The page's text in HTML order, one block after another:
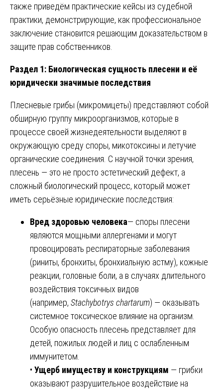
также приведём практические кейсы из судебной
практики, демонстрирующие, как профессиональное
заключение становится решающим доказательством в
защите прав собственников.
Раздел 1: Биологическая сущность плесени и её
юридически значимые последствия
Плесневые грибы (микромицеты) представляют собой
обширную группу микроорганизмов, которые в
процессе своей жизнедеятельности выделяют в
окружающую среду споры, микотоксины и летучие
органические соединения. С научной точки зрения,
плесень — это не просто эстетический дефект, а
сложный биологический процесс, который может
иметь серьёзные юридические последствия:
Вред здоровью человека— споры плесени
являются мощными аллергенами и могут
провоцировать респираторные заболевания
(риниты, бронхиты, бронхиальную астму), кожные
реакции, головные боли, а в случаях длительного
воздействия токсичных видов
(например, Stachybotrys chartarum) — оказывать
системное токсическое влияние на организм.
Особую опасность плесень представляет для
детей, пожилых людей и лиц с ослабленным
иммунитетом.
• Ущерб имуществу и конструкциям — грибки
оказывают разрушительное воздействие на